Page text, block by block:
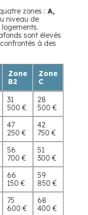
zones : A,
niveau de
sont élevés
à des
Zone
B2
Zone
C
31
500 €
28
500 €
47
250 €
42
750 €
56
700 €
51
300 €
66
150 €
59
850 €
75
600 €
68
400 €